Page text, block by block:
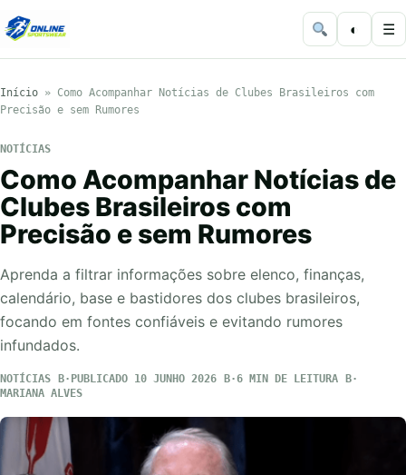
◐ ☰
Início » Como Acompanhar Notícias de Clubes Brasileiros com
Precisão e sem Rumores
NOTÍCIAS
Como Acompanhar Notícias de
Clubes Brasileiros com
Precisão e sem Rumores
Aprenda a filtrar informações sobre elenco, finanças,
calendário, base e bastidores dos clubes brasileiros,
focando em fontes confiáveis e evitando rumores
infundados.
NOTÍCIAS PUBLICADO 10 JUNHO 2026
6 MIN DE LEITURA
MARIANA ALVES